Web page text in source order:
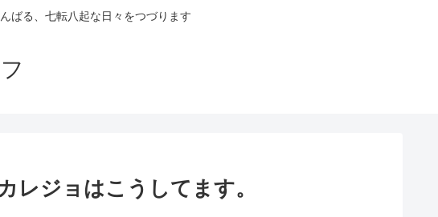
ばる、七転八起な日々をつづります
レジョはこうしてます。